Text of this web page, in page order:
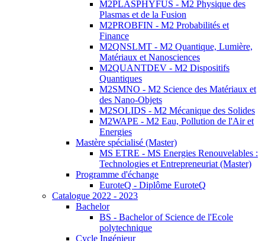
M2PLASPHYFUS - M2 Physique des
Plasmas et de la Fusion
M2PROBFIN - M2 Probabilités et
Finance
M2QNSLMT - M2 Quantique, Lumière,
Matériaux et Nanosciences
M2QUANTDEV - M2 Dispositifs
Quantiques
M2SMNO - M2 Science des Matériaux et
des Nano-Objets
M2SOLIDS - M2 Mécanique des Solides
M2WAPE - M2 Eau, Pollution de l'Air et
Energies
Mastère spécialisé (Master)
MS ETRE - MS Energies Renouvelables :
Technologies et Entrepreneuriat (Master)
Programme d'échange
EuroteQ - Diplôme EuroteQ
Catalogue 2022 - 2023
Bachelor
BS - Bachelor of Science de l'Ecole
polytechnique
Cycle Ingénieur